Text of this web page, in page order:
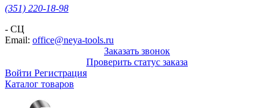
(351) 220-18-98
- СЦ
Email: office@neya-tools.ru
Заказать звонок
Проверить статус заказа
Войти Регистрация
Каталог товаров